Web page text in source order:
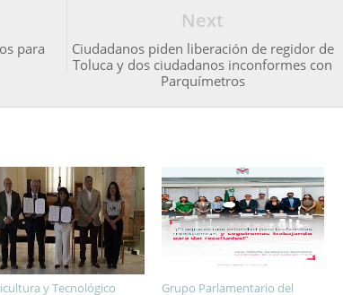
Next
Ciudadanos piden liberación de regidor de
Toluca y dos ciudadanos inconformes con
Parquímetros
para
Grupo Parlamentario del
y Tecnológico